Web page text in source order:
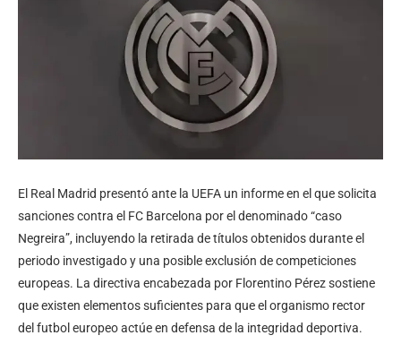
El Real Madrid presentó ante la UEFA un informe en el que solicita
sanciones contra el FC Barcelona por el denominado “caso
Negreira”, incluyendo la retirada de títulos obtenidos durante el
periodo investigado y una posible exclusión de competiciones
europeas. La directiva encabezada por Florentino Pérez sostiene
que existen elementos suficientes para que el organismo rector
del futbol europeo actúe en defensa de la integridad deportiva.